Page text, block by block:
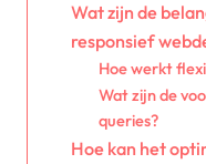
Wat zijn de
responsief
Hoe werkt
Wat zijn de
queries?
Hoe kan het